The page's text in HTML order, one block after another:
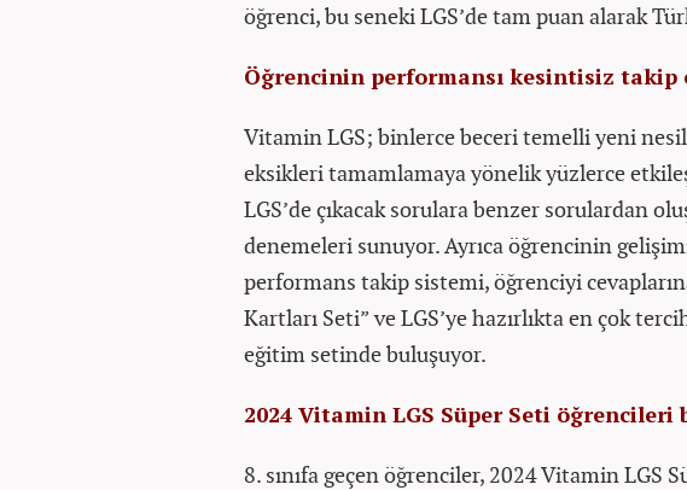
öğrenci, bu seneki LGS’de tam puan alarak
Öğrencinin performansı kesintisiz takip
Vitamin LGS; binlerce beceri temelli yeni
eksikleri tamamlamaya yönelik yüzlerce
LGS’de çıkacak sorulara benzer sorulardan
denemeleri sunuyor. Ayrıca öğrencinin
performans takip sistemi, öğrenciyi
Kartları Seti” ve LGS’ye hazırlıkta en çok
eğitim setinde buluşuyor.
2024 Vitamin LGS Süper Seti öğrencileri
8. sınıfa geçen öğrenciler, 2024 Vitamin LGS